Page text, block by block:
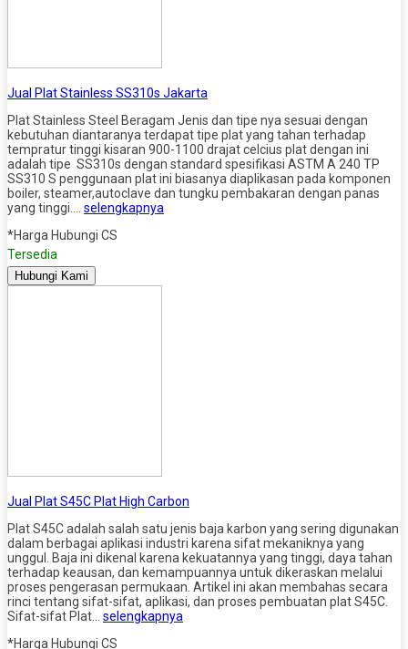
Jual Plat Stainless SS310s Jakarta
Plat Stainless Steel Beragam Jenis dan tipe nya sesuai dengan
kebutuhan diantaranya terdapat tipe plat yang tahan terhadap
tempratur tinggi kisaran 900-1100 drajat celcius plat dengan ini
adalah tipe SS310s dengan standard spesifikasi ASTM A 240 TP
SS310 S penggunaan plat ini biasanya diaplikasan pada komponen
boiler, steamer,autoclave dan tungku pembakaran dengan panas
yang tinggi…. selengkapnya
*Harga Hubungi CS
Tersedia
Hubungi Kami
Jual Plat S45C Plat High Carbon
Plat S45C adalah salah satu jenis baja karbon yang sering digunakan
dalam berbagai aplikasi industri karena sifat mekaniknya yang
unggul. Baja ini dikenal karena kekuatannya yang tinggi, daya tahan
terhadap keausan, dan kemampuannya untuk dikeraskan melalui
proses pengerasan permukaan. Artikel ini akan membahas secara
rinci tentang sifat-sifat, aplikasi, dan proses pembuatan plat S45C.
Sifat-sifat Plat… selengkapnya
*Harga Hubungi CS